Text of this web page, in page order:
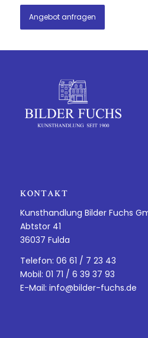
Angebot anfragen
KONTAKT
Kunsthandlung Bilder Fuchs
Abtstor 41
36037 Fulda
Telefon: 06 61 / 7 23 43
Mobil: 01 71 / 6 39 37 93
E-Mail: info@bilder-fuchs.de